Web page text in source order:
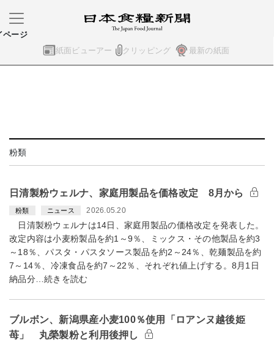
紙面ビューアー クリッピング 最新の紙面
ページ
粉類
日清製粉ウェルナ、家庭用製品を価格改定 8月から
粉類 ニュース 2026.05.20
日清製粉ウェルナは14日、家庭用製品の価格改定を発表した。
改定内容は小麦粉製品を約1～9％、ミックス・その他製品を約3
～18％、パスタ・パスタソース製品を約2～24％、乾麺製品を約
7～14％、冷凍食品を約7～22％、それぞれ値上げする。8月1日
納品分…続きを読む
ブルボン、新潟県産小麦100％使用「ロアンヌ越後姫
苺」 丸榮製粉と利用後押し